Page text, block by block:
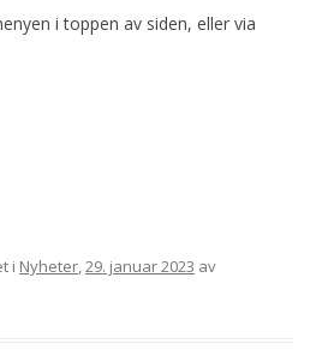
i toppen av siden, eller via
i Nyheter,29. januar 2023 av